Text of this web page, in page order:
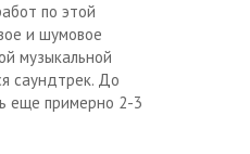
по этой
и шумовое
музыкальной
саундтрек. До
еще примерно 2-3